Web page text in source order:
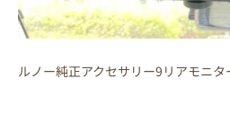
ルノー純正アクセサリー9リアモニ